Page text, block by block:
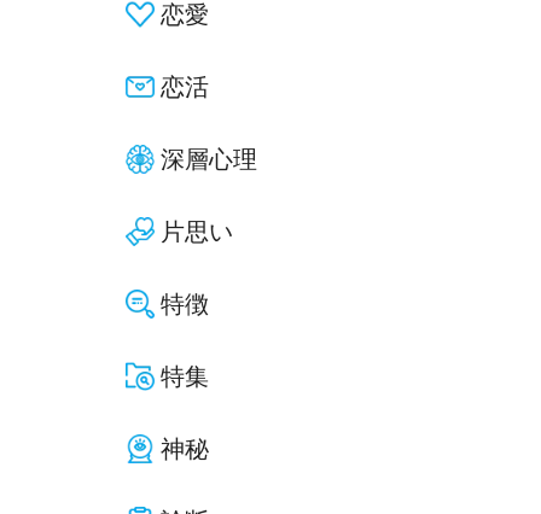
恋愛
恋活
深層心理
片思い
特徴
特集
神秘